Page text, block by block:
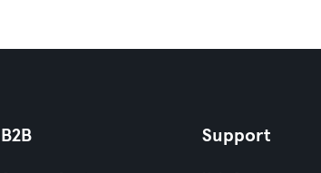
B2B Support